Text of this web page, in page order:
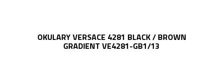
OKULARY VERSACE 4281 BLACK / BROWN
GRADIENT VE4281-GB1/13